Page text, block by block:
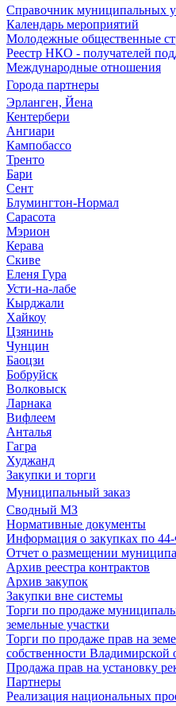
Справочник муниципальных
Календарь мероприятий
Молодежные общественные
Реестр НКО - получателей
Международные отношения
Города партнеры
Эрланген, Йена
Кентербери
Ангиари
Кампобассо
Тренто
Бари
Сент
Блумингтон-Нормал
Сарасота
Мэрион
Керава
Скиве
Еленя Гура
Усти-на-лабе
Кырджали
Хайкоу
Цзянинь
Чунцин
Баоцзи
Бобруйск
Волковыск
Ларнака
Вифлеем
Анталья
Гагра
Худжанд
Закупки и торги
Муниципальный заказ
Сводный МЗ
Нормативные документы
Информация о закупках по
Отчет о размещении
Архив реестра контрактов
Архив закупок
Закупки вне системы
Торги по продаже
земельные участки
Торги по продаже прав на
собственности Владимирской
Продажа прав на установку
Партнеры
Реализация национальных